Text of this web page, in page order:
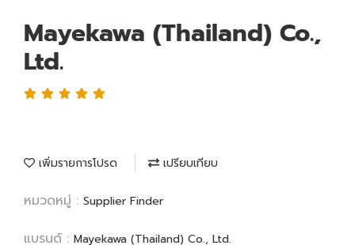
Mayekawa (Thailand) Co.,
Ltd.
เพิ่มรายการโปรด เปรียบเทียบ
หมวดหมู่ : Supplier Finder
แบรนด์ : Mayekawa (Thailand) Co., Ltd.